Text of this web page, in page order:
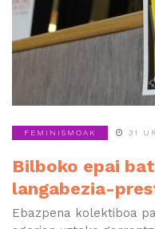
FEMINISMOAK 31
Bilboko epai
langabezia-
Ebazpena kolektiboa